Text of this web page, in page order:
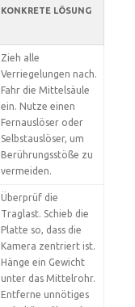
KONKRETE LÖSUNG
Zieh alle
Verriegelungen nach.
Fahr die Mittelsäule
ein. Nutze einen
Fernauslöser oder
Selbstauslöser, um
Berührungsstöße zu
vermeiden.
Überprüf die
Traglast. Schieb die
Platte so, dass die
Kamera zentriert ist.
Hänge ein Gewicht
unter das Mittelrohr.
Entferne unnötiges